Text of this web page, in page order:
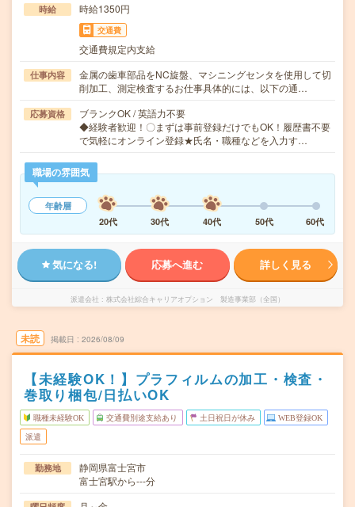
時給 時給1350円
交通費
交通費規定内支給
仕事内容
金属の歯車部品をNC旋盤、マシニングセンタを使用して切
削加工、測定検査するお仕事具体的には、以下の通…
応募資格
ブランクOK / 英語力不要
◆経験者歓迎！〇まずは事前登録だけでもOK！履歴書不要
で気軽にオンライン登録★氏名・職種などを入力す…
職場の雰囲気
年齢層
20代
30代 40代 50代 60代
気になる! 応募へ進む 詳しく見る
派遣会社 株式会社綜合キャリアオプション 製造事業部（全国）
未読 掲載日 2026/08/09
【未経験OK！】プラフィルムの加工・検査・
巻取り梱包/日払いOK
職種未経験OK 交通費別途支給あり 土日祝日が休み WEB登録OK
派遣
勤務地
静岡県富士宮市
富士宮駅から---分